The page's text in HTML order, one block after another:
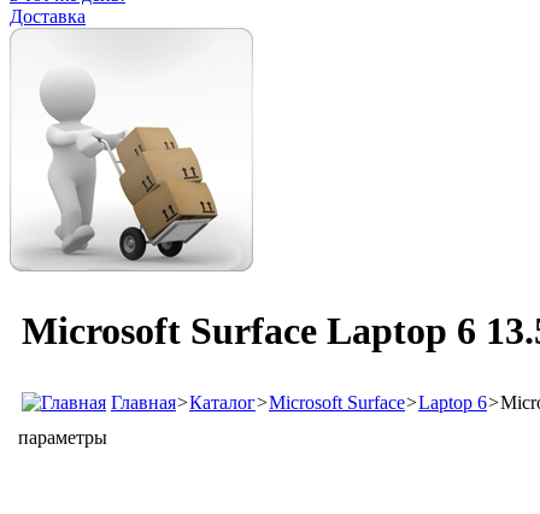
Доставка
Microsoft Surface Laptop 6
Главная>Каталог>Microsoft Surface>Laptop 6>
параметры